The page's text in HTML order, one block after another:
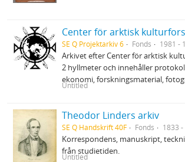
SE Q Projektarkiv 6 Fonds 1981 -
Arkivet efter Center för arktisk
2 hyllmeter och innehåller
ekonomi, forskningsmaterial,
Untitled
Theodor Linders arkiv
SE Q Handskrift 40F Fonds 1833
Korrespondens, manuskript,
från studietiden.
Untitled